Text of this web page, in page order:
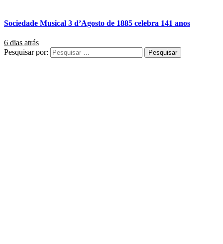
Sociedade Musical 3 d’Agosto de 1885 celebra 141 anos
6 dias atrás
Pesquisar por: